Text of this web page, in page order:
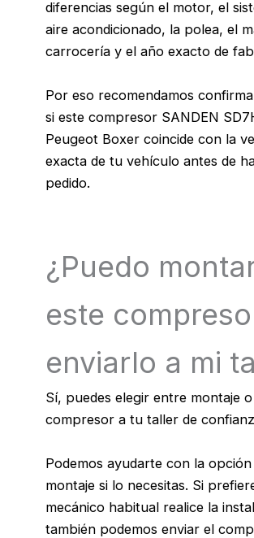
diferencias según el motor, el
aire acondicionado, la polea, el
carrocería y el año exacto de
Por eso recomendamos
si este compresor SANDEN
Peugeot Boxer coincide con la
exacta de tu vehículo antes de
pedido.
¿Puedo
este
enviarlo a mi
Sí, puedes elegir entre montaje
compresor a tu taller de
Podemos ayudarte con la opción
montaje si lo necesitas. Si
mecánico habitual realice la
también podemos enviar el